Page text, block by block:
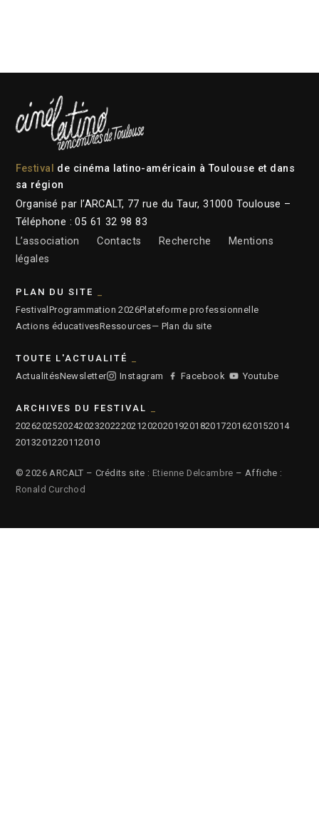
Festival
de cinéma latino-américain à Toulouse et dans
sa région
Organisé par l’ARCALT, 77 rue du Taur, 31000 Toulouse –
Téléphone : 05 61 32 98 83
L’association
Contacts Recherche
Mentions
légales
PLAN DU SITE
Festival Programmation 2026Plateforme professionnelle
Actions éducativesRessources— Plan du site
TOUTE L'ACTUALITÉ
ActualitésNewsletter Instagram Facebook Youtube
ARCHIVES DU FESTIVAL
2026202520242023202220212020201920182017201620152014
2013201220112010
© 2026 ARCALT – Crédits site : Etienne Delcambre – Affiche :
Ronald Curchod